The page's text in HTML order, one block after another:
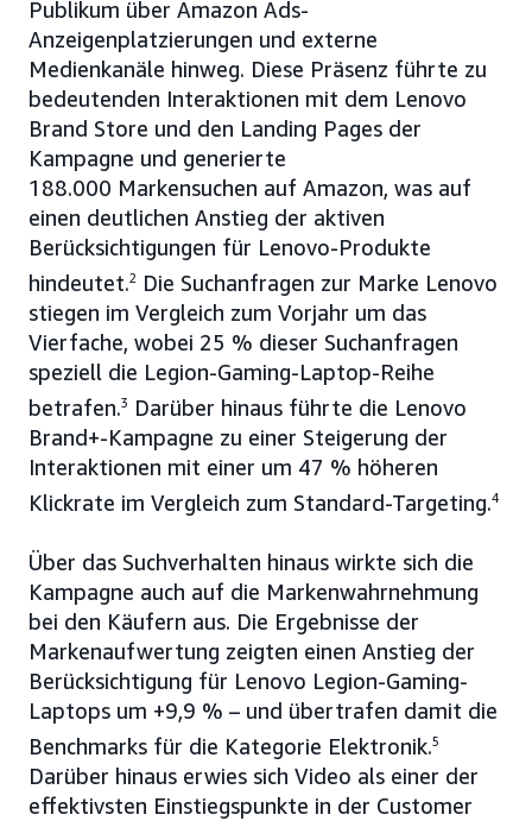
Publikum über Amazon Ads-
Anzeigenplatzierungen und externe
Medienkanäle hinweg. Diese Präsenz führte zu
bedeutenden Interaktionen mit dem Lenovo
Brand Store und den Landing Pages der
Kampagne und generierte
188.000 Markensuchen auf Amazon, was auf
einen deutlichen Anstieg der aktiven
Berücksichtigungen für Lenovo-Produkte
hindeutet.2
Die Suchanfragen zur Marke Lenovo
stiegen im Vergleich zum Vorjahr um das
Vierfache, wobei 25 % dieser Suchanfragen
speziell die Legion-Gaming-Laptop-Reihe
betrafen.3
Darüber hinaus führte die Lenovo
Brand+-Kampagne zu einer Steigerung der
Interaktionen mit einer um 47 % höheren
Klickrate im Vergleich zum Standard-Targeting.4
Über das Suchverhalten hinaus wirkte sich die
Kampagne auch auf die Markenwahrnehmung
bei den Käufern aus. Die Ergebnisse der
Markenaufwertung zeigten einen Anstieg der
Berücksichtigung für Lenovo Legion-Gaming-
Laptops um +9,9 % – und übertrafen damit die
Benchmarks für die Kategorie Elektronik.5
Darüber hinaus erwies sich Video als einer der
effektivsten Einstiegspunkte in der Customer